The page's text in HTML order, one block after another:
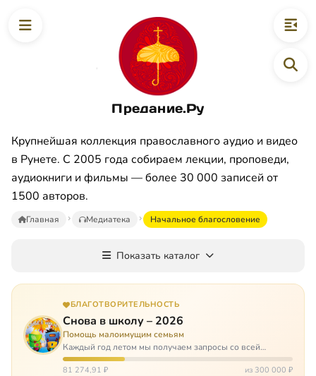
Предание.Ру
Крупнейшая коллекция православного аудио и видео
в Рунете. С 2005 года собираем лекции, проповеди,
аудиокниги и фильмы — более 30 000 записей от
1500 авторов.
Главная Медиатека Начальное благословение
Показать каталог
БЛАГОТВОРИТЕЛЬНОСТЬ
Снова в школу – 2026
Помощь малоимущим семьям
Каждый год летом мы получаем запросы со всей
России: помогите собраться в школу. Семьи с больными
детьми или родителями, семьи без пап или мам,
81 274,91 ₽ из 300 000 ₽